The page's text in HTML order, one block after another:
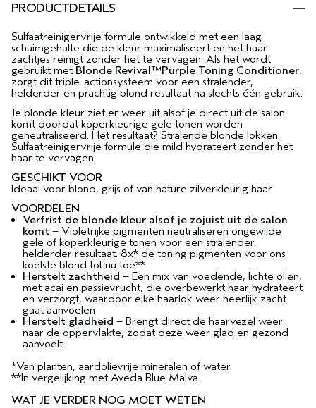
PRODUCTDETAILS
Sulfaatreinigervrije formule ontwikkeld met een laag
schuimgehalte die de kleur maximaliseert en het haar
zachtjes reinigt zonder het te vervagen. Als het wordt
gebruikt met Blonde Revival™Purple Toning Conditioner,
zorgt dit triple-actionsysteem voor een stralender,
helderder en prachtig blond resultaat na slechts één gebruik:
Je blonde kleur ziet er weer uit alsof je direct uit de salon
komt doordat koperkleurige gele tonen worden
geneutraliseerd. Het resultaat? Stralende blonde lokken.
Sulfaatreinigervrije formule die mild hydrateert zonder het
haar te vervagen.
GESCHIKT VOOR
Ideaal voor blond, grijs of van nature zilverkleurig haar
VOORDELEN
Verfrist de blonde kleur alsof je zojuist uit de salon
komt – Violetrijke pigmenten neutraliseren ongewilde
gele of koperkleurige tonen voor een stralender,
helderder resultaat. 8x* de toning pigmenten voor ons
koelste blond tot nu toe**
Herstelt zachtheid – Een mix van voedende, lichte oliën,
met acai en passievrucht, die overbewerkt haar hydrateert
en verzorgt, waardoor elke haarlok weer heerlijk zacht
gaat aanvoelen
Herstelt gladheid – Brengt direct de haarvezel weer
naar de oppervlakte, zodat deze weer glad en gezond
aanvoelt
*Van planten, aardolievrije mineralen of water.
**In vergelijking met Aveda Blue Malva.
WAT JE VERDER NOG MOET WETEN